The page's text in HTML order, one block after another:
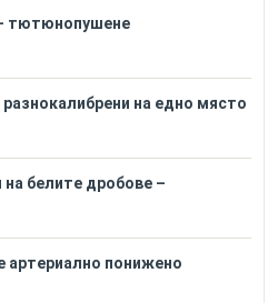
тютюнопушене
на едно място
на белите дробове –
артериално понижено